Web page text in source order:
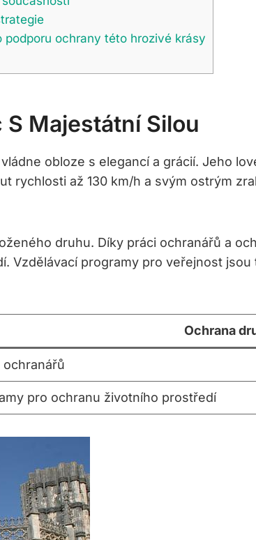
ochrany této hrozivé krásy
Majestátní Silou
obloze s elegancí a grácií. Jeho
rychlosti až 130 km/h a svým ostrým
druhu. Díky práci ochranářů a
Vzdělávací programy pro veřejnost
Ochrana
ochranářů
pro ochranu životního prostředí